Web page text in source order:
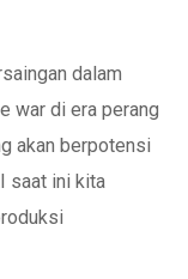
dalam
war di era perang
akan berpotensi
saat ini kita